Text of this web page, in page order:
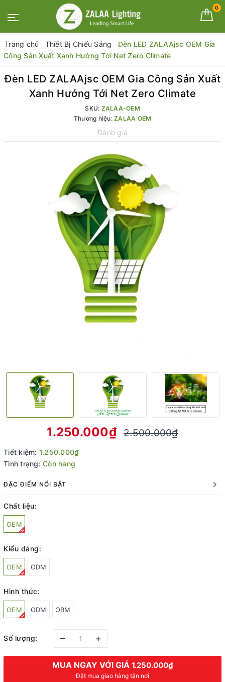
0
Trang chủ Thiết Bị Chiếu Sáng
Đèn LED ZALAAjsc OEM Gia
Công Sản Xuất Xanh Hướng Tới Net Zero Climate
Đèn LED ZALAAjsc OEM Gia Công Sản Xuất
Xanh Hướng Tới Net Zero Climate
SKU: ZALAA-OEM
Thương hiệu: ZALAA OEM
Đánh giá
1.250.000₫ 2.500.000₫
Tiết kiệm: 1.250.000₫
Tình trạng: Còn hàng
ĐẶC ĐIỂM NỔI BẬT
Chất liệu:
OEM
Kiểu dáng:
OEM ODM
Hình thức:
OEM ODM OBM
Số lượng: – +
MUA NGAY VỚI GIÁ 1.250.000₫
Đặt mua giao hàng tận nơi